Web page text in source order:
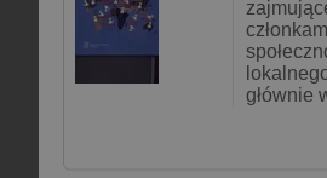
głównie